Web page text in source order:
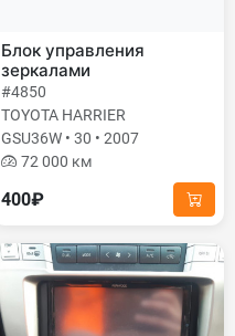
Блок управления
зеркалами
#4850
TOYOTA HARRIER
GSU36W • 30 • 2007
72 000 км
400₽